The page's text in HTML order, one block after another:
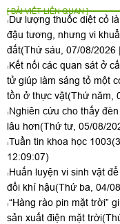
[ BÀI VIẾT LIÊN QUAN ]
Dư lượng thuốc diệt cỏ
đậu tương, nhưng vi
đất(Thứ sáu, 07/08/2026
Kết nối các quan sát ở
tử giúp làm sáng tỏ một
tồn ở thực vật(Thứ năm,
Nghiên cứu cho thấy
lâu hơn(Thứ tư, 05/08/
Tuần tin khoa học
12:09:07)
Huấn luyện vi sinh vật
đổi khí hậu(Thứ ba, 04/
“Hàng rào pin mặt trời”
sản xuất điện mặt trời